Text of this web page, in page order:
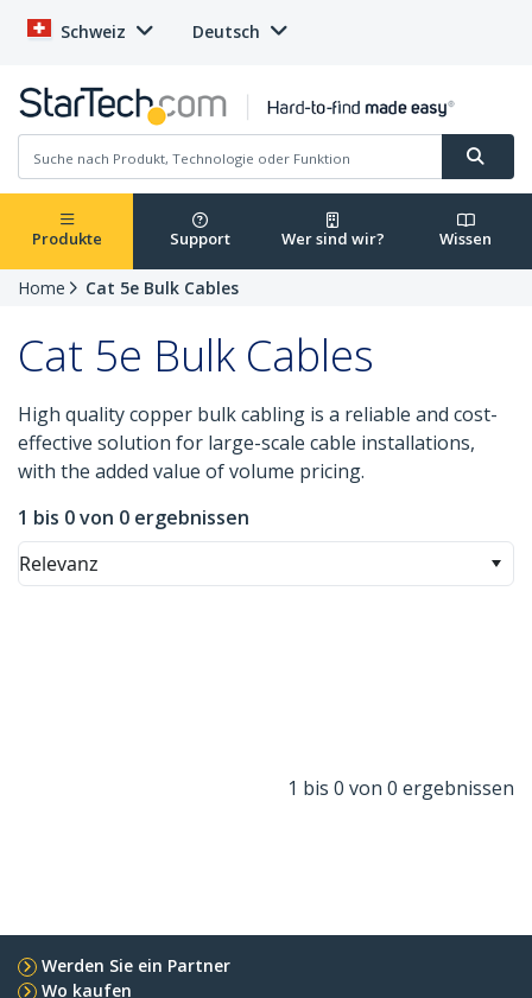
Schweiz Deutsch
Produkte Support Wer sind wir? Wissen
Home Cat 5e Bulk Cables
Cat 5e Bulk Cables
High quality copper bulk cabling is a reliable and cost-
effective solution for large-scale cable installations,
with the added value of volume pricing.
1 bis 0 von 0 ergebnissen
Relevanz
1 bis 0 von 0 ergebnissen
Werden Sie ein Partner
Wo kaufen